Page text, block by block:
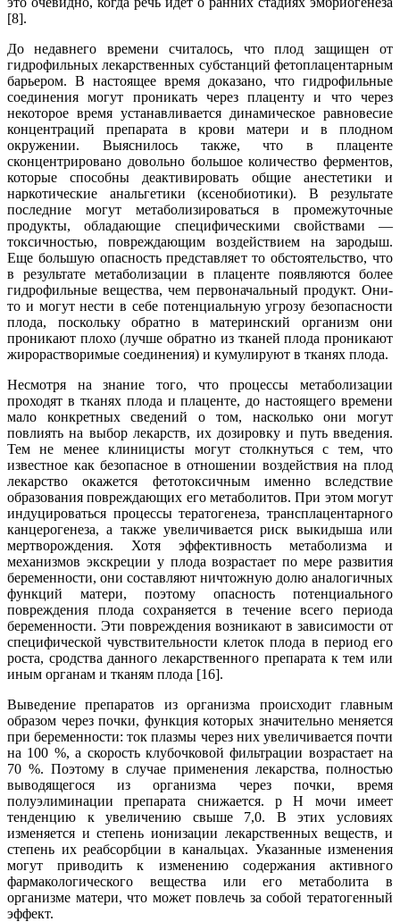
[8].
До недавнего времени считалось, что плод защищен от
гидрофильных лекарственных субстанций фетоплацентарным
барьером. В настоящее время доказано, что гидрофильные
соединения могут проникать через плаценту и что через
некоторое время устанавливается динамическое равновесие
концентраций препарата в крови матери и в плодном
окружении. Выяснилось также, что в плаценте
сконцентрировано довольно большое количество ферментов,
которые способны деактивировать общие анестетики и
наркотические анальгетики (ксенобиотики). В результате
последние могут метаболизироваться в промежуточные
продукты, обладающие специфическими свойствами —
токсичностью, повреждающим воздействием на зародыш.
Еще большую опасность представляет то обстоятельство, что
в результате метаболизации в плаценте появляются более
гидрофильные вещества, чем первоначальный продукт. Они-
то и могут нести в себе потенциальную угрозу безопасности
плода, поскольку обратно в материнский организм они
проникают плохо (лучше обратно из тканей плода проникают
жирорастворимые соединения) и кумулируют в тканях плода.
Несмотря на знание того, что процессы метаболизации
проходят в тканях плода и плаценте, до настоящего времени
мало конкретных сведений о том, насколько они могут
повлиять на выбор лекарств, их дозировку и путь введения.
Тем не менее клиницисты могут столкнуться с тем, что
известное как безопасное в отношении воздействия на плод
лекарство окажется фетотоксичным именно вследствие
образования повреждающих его метаболитов. При этом могут
индуцироваться процессы тератогенеза, трансплацентарного
канцерогенеза, а также увеличивается риск выкидыша или
мертворождения. Хотя эффективность метаболизма и
механизмов экскреции у плода возрастает по мере развития
беременности, они составляют ничтожную долю аналогичных
функций матери, поэтому опасность потенциального
повреждения плода сохраняется в течение всего периода
беременности. Эти повреждения возникают в зависимости от
специфической чувствительности клеток плода в период его
роста, сродства данного лекарственного препарата к тем или
иным органам и тканям плода [16].
Выведение препаратов из организма происходит главным
образом через почки, функция которых значительно меняется
при беременности: ток плазмы через них увеличивается почти
на 100 %, а скорость клубочковой фильтрации возрастает на
70 %. Поэтому в случае применения лекарства, полностью
выводящегося из организма через почки, время
полуэлиминации препарата снижается. р Н мочи имеет
тенденцию к увеличению свыше 7,0. В этих условиях
изменяется и степень ионизации лекарственных веществ, и
степень их реабсорбции в канальцах. Указанные изменения
могут приводить к изменению содержания активного
фармакологического вещества или его метаболита в
организме матери, что может повлечь за собой тератогенный
эффект.